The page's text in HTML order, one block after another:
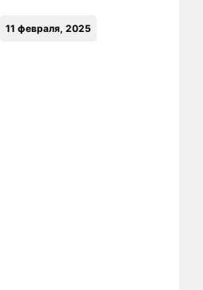
11 февраля, 2025